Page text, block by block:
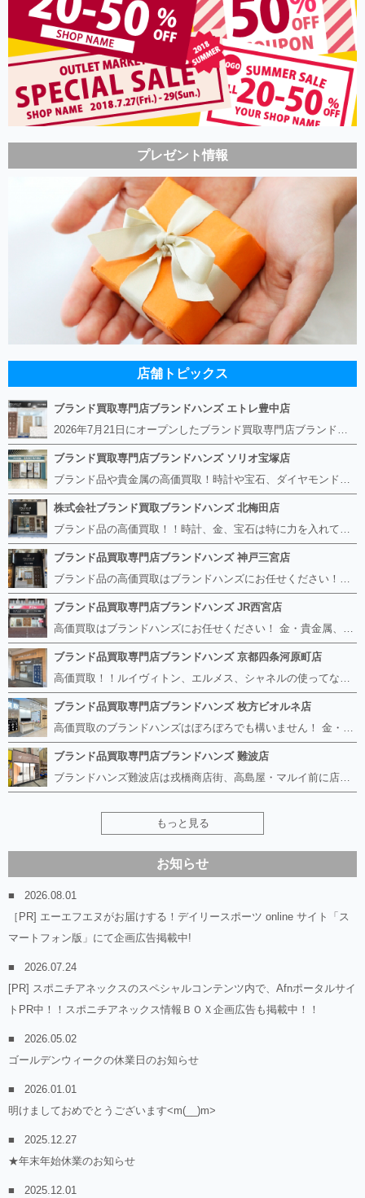
プレゼント情報
店舗トピックス
ブランド買取専門店ブランドハンズ エトレ豊中店
2026年7月21日にオープンしたブランド買取専門店ブランドハンズ エトレ豊中店です。 阪急豊中駅直結のショッピングモール エトレとよなかの１階に店舗がございます。 金・貴金属、ブランド品、時計、宝石などその他ブランド食器や美容機器、ブランド香水や化粧品などの取り扱いもございます。 熟練の鑑定士が親切・丁寧に接客、査定をさせていただきます。 査定だけでもOK。お気軽にご来店下さいませ！
ブランド買取専門店ブランドハンズ ソリオ宝塚店
ブランド品や貴金属の高価買取！時計や宝石、ダイヤモンドなど家に眠っているものがあったら捨てる前にブランドハンズへお越しください。 査定料は無料、お値段が付くものかお調べいたします！ 宅配買取もありますので使っていない古いルイヴィトンのバッグや財布、壊れているオメガの時計、千切れている金のネックレスや指輪、小型家電も取り扱っておりますのでお気軽にご利用下さい☆ その他ブランド食器、銀シルバー製品、美容機器、脱毛器、スマホなど幅広く取り扱っております！
株式会社ブランド買取ブランドハンズ 北梅田店
ブランド品の高価買取！！時計、金、宝石は特に力を入れています！ ルイヴィトン、シャネル、ロレックス、エルメスはもちろん、グッチ、プラダ、セリーヌ、フェンディなどなど、 その他ブランド食器、銀シルバー製品、美容機器、脱毛器、スマホなど幅広く取り扱っているので まずは無料査定にお越しください！ 手数料は全て無料！全国対応の宅配買取も行っておりますのでお気軽にご連絡下さい！
ブランド品買取専門店ブランドハンズ 神戸三宮店
ブランド品の高価買取はブランドハンズにお任せください！！ 高騰し続けている金・貴金属はもちろん、ルイヴィトン、エルメス、シャネル、ロレックスは特に力を入れております。 その他ブランド食器、銀シルバー製品、美容機器、脱毛器、スマホなど幅広く取り扱っております！ 鑑定士は経験豊富で親切丁寧な対応を心がけております。 鑑定書がないものでもしっかり見させて頂きます。
ブランド品買取専門店ブランドハンズ JR西宮店
高価買取はブランドハンズにお任せください！ 金・貴金属、ルイヴィトン、エルメス、シャネル、ロレックスは特に力を入れておりますが、 他店で断られたボロボロになったバッグや財布、壊れたブランド品、時計、千切れた貴金属もお買取り可能です。 経験豊富な鑑定士が宝石やダイヤモンドの鑑定書がないものでもしっかり見させて頂きます。 その他ブランド食器、銀シルバー製品、美容機器、脱毛器、スマホなど幅広く取り扱っております！ 是非お気軽にお越しください。
ブランド品買取専門店ブランドハンズ 京都四条河原町店
高価買取！！ルイヴィトン、エルメス、シャネルの使ってないものなど ブランドハンズならボロボロでも構いません。 他店に断られたものも当店ならお買取り可能です！ ロレックスやフェンディ、グッチも大歓迎です！ ブランド品や貴金属、時計、宝石、ダイヤモンドは特に高価買取ですのでお査定だけでもお待ちしております。
ブランド品買取専門店ブランドハンズ 枚方ビオルネ店
高価買取のブランドハンズはぼろぼろでも構いません！ 金・貴金属、ルイヴィトンやエルメス、シャネルの使ってないものはございませんか？ 他店に断られたものも当店ならお買取り可能です！ ロレックスやフェンディ、グッチも大歓迎！ ブランド品や貴金属、時計、宝石、ダイヤモンドは特に高価買取ですがブランド食器、スマホ、美容機器、銀製品など幅広く取り扱っております。
ブランド品買取専門店ブランドハンズ 難波店
ブランドハンズ難波店は戎橋商店街、高島屋・マルイ前に店舗があります！ ボロボロのルイヴィトン、エルメス、シャネルも高価買取！！ ぼろぼろのものでもブランドハンズなら高くお買取り致します！ ブランド香水や化粧品、動かない時計、ロレックスは特に高価買取です。 貴金属や宝石、ダイヤモンドの鑑定書がないものでもしっかり見させて頂きます。 是非お気軽にお越しください。
もっと見る
お知らせ
2026.08.01
［PR] エーエフエヌがお届けする！デイリースポーツ online サイト「ス
マートフォン版」にて企画広告掲載中!
2026.07.24
[PR] スポニチアネックスのスペシャルコンテンツ内で、Afnポータルサイ
トPR中！！スポニチアネックス情報ＢＯＸ企画広告も掲載中！！
2026.05.02
ゴールデンウィークの休業日のお知らせ
2026.01.01
明けましておめでとうございます<m(__)m>
2025.12.27
★年末年始休業のお知らせ
2025.12.01